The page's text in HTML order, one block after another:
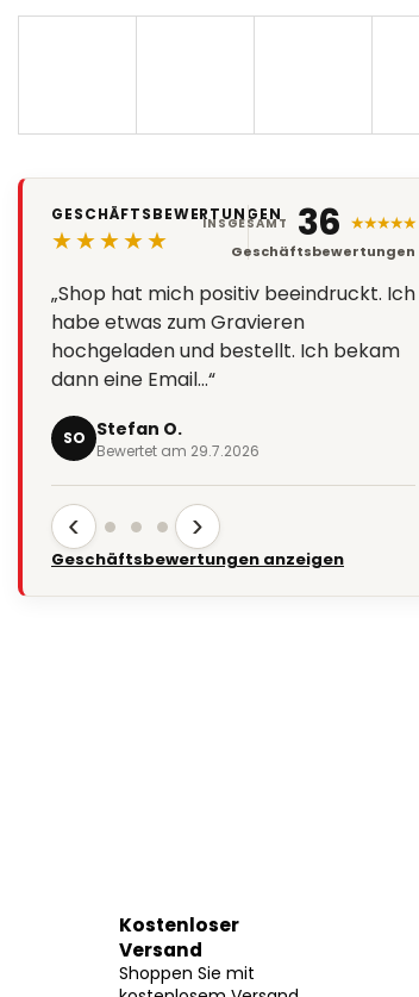
GESCHÄFTSBEWERTUNGEN
★★★★★
„Shop hat mich positiv beeindruckt. Ich
habe etwas zum Gravieren
hochgeladen und bestellt. Ich bekam
dann eine Email…“
SO Stefan O.
Bewertet am 29.7.2026
INSGESAMT 36 ★★★★★
Geschäftsbewertungen
‹ ›
Geschäftsbewertungen anzeigen
Kostenloser
Versand
Shoppen Sie mit